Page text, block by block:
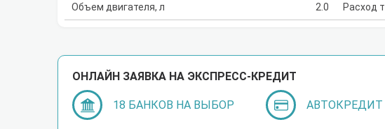
Объем двигателя, л 2.0 Расход
ОНЛАЙН ЗАЯВКА НА ЭКСПРЕСС-КРЕДИТ
18 БАНКОВ НА ВЫБОР АВТОКРЕДИТ